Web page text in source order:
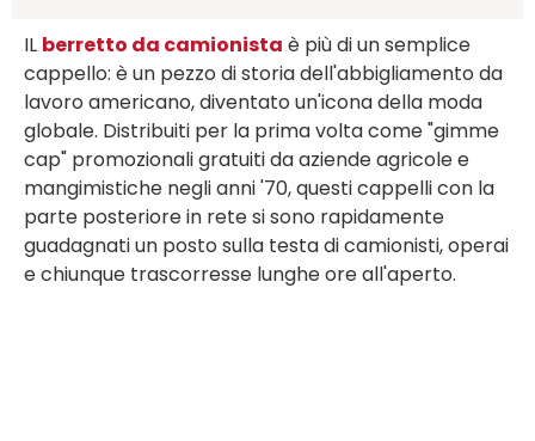
IL berretto da camionista è più di un semplice
cappello: è un pezzo di storia dell'abbigliamento da
lavoro americano, diventato un'icona della moda
globale. Distribuiti per la prima volta come "gimme
cap" promozionali gratuiti da aziende agricole e
mangimistiche negli anni '70, questi cappelli con la
parte posteriore in rete si sono rapidamente
guadagnati un posto sulla testa di camionisti, operai
e chiunque trascorresse lunghe ore all'aperto.